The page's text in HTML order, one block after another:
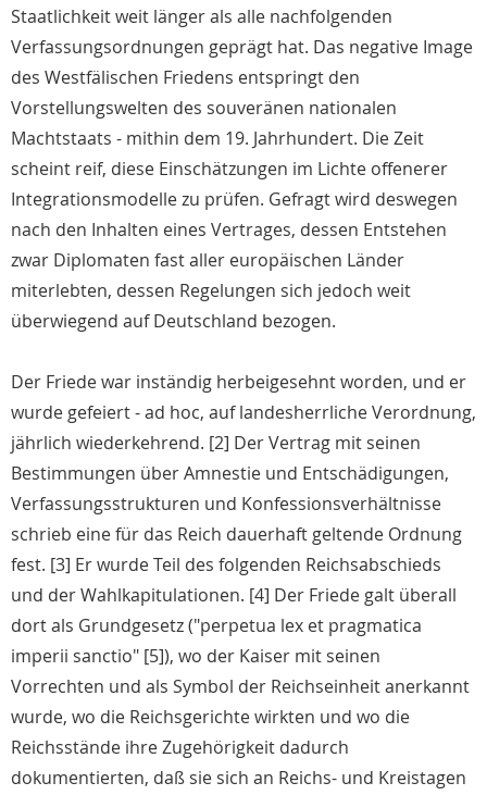
Staatlichkeit weit länger als alle nachfolgenden
Verfassungsordnungen geprägt hat. Das negative Image
des Westfälischen Friedens entspringt den
Vorstellungswelten des souveränen nationalen
Machtstaats - mithin dem 19. Jahrhundert. Die Zeit
scheint reif, diese Einschätzungen im Lichte offenerer
Integrationsmodelle zu prüfen. Gefragt wird deswegen
nach den Inhalten eines Vertrages, dessen Entstehen
zwar Diplomaten fast aller europäischen Länder
miterlebten, dessen Regelungen sich jedoch weit
überwiegend auf Deutschland bezogen.
Der Friede war inständig herbeigesehnt worden, und er
wurde gefeiert - ad hoc, auf landesherrliche Verordnung,
jährlich wiederkehrend. [2] Der Vertrag mit seinen
Bestimmungen über Amnestie und Entschädigungen,
Verfassungsstrukturen und Konfessionsverhältnisse
schrieb eine für das Reich dauerhaft geltende Ordnung
fest. [3] Er wurde Teil des folgenden Reichsabschieds
und der Wahlkapitulationen. [4] Der Friede galt überall
dort als Grundgesetz ("perpetua lex et pragmatica
imperii sanctio" [5]), wo der Kaiser mit seinen
Vorrechten und als Symbol der Reichseinheit anerkannt
wurde, wo die Reichsgerichte wirkten und wo die
Reichsstände ihre Zugehörigkeit dadurch
dokumentierten, daß sie sich an Reichs- und Kreistagen